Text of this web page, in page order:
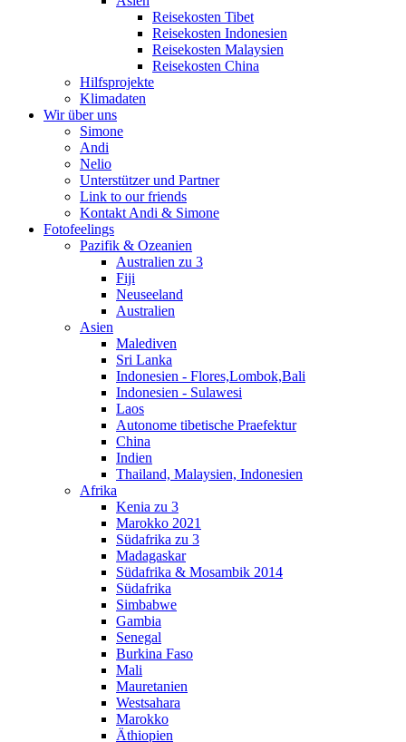
Reisekosten Tibet
Reisekosten Indonesien
Reisekosten Malaysien
Reisekosten China
Hilfsprojekte
Klimadaten
Wir über uns
Simone
Andi
Nelio
Unterstützer und Partner
Link to our friends
Kontakt Andi & Simone
Fotofeelings
Pazifik & Ozeanien
Australien zu 3
Fiji
Neuseeland
Australien
Asien
Malediven
Sri Lanka
Indonesien - Flores,Lombok,Bali
Indonesien - Sulawesi
Laos
Autonome tibetische Praefektur
China
Indien
Thailand, Malaysien, Indonesien
Afrika
Kenia zu 3
Marokko 2021
Südafrika zu 3
Madagaskar
Südafrika & Mosambik 2014
Südafrika
Simbabwe
Gambia
Senegal
Burkina Faso
Mali
Mauretanien
Westsahara
Marokko
Äthiopien